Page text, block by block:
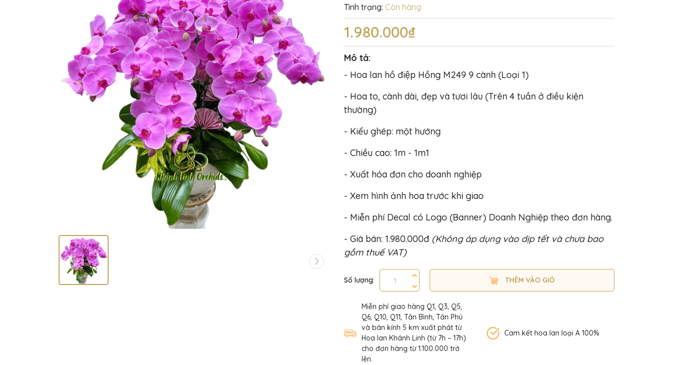
Tình trạng: Còn hàng
1.980.000₫
Mô tả:
- Hoa lan hồ điệp Hồng M249 9 cành (Loại 1)
- Hoa to, cành dài, đẹp và tươi lâu (Trên 4 tuần ở điều kiện
thường)
- Kiểu ghép: một hướng
- Chiều cao: 1m - 1m1
- Xuất hóa đơn cho doanh nghiệp
- Xem hình ảnh hoa trước khi giao
- Miễn phí Decal có Logo (Banner) Doanh Nghiệp theo đơn hàng.
- Giá bán: 1.980.000đ (Không áp dụng vào dịp tết và chưa bao
gồm thuế VAT)
Số lượng: THÊM VÀO GIỎ
Miễn phí giao hàng Q1, Q3, Q5,
Q6, Q10, Q11, Tân Bình, Tân Phú
và bán kính 5 km xuất phát từ
Hoa lan Khánh Linh (từ 7h – 17h)
cho đơn hàng từ 1.100.000 trở
lên.
Cam kết hoa lan loại A 100%